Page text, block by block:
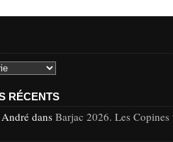
RÉCENTS
dansBarjac 2026. Les